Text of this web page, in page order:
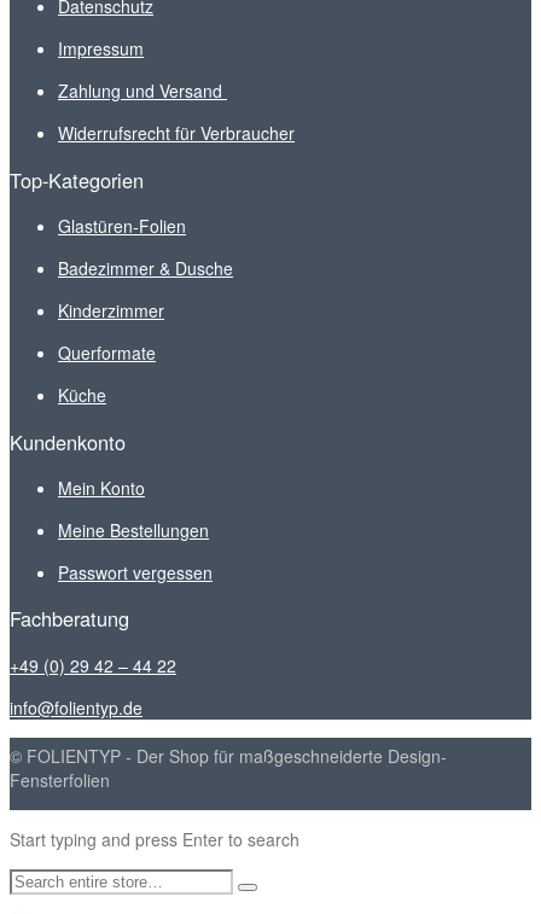
Datenschutz
Impressum
Zahlung und Versand
Widerrufsrecht für Verbraucher
Top-Kategorien
Glastüren-Folien
Badezimmer & Dusche
Kinderzimmer
Querformate
Küche
Kundenkonto
Mein Konto
Meine Bestellungen
Passwort vergessen
Fachberatung
+49 (0) 29 42 – 44 22
info@folientyp.de
© FOLIENTYP - Der Shop für maßgeschneiderte Design-
Fensterfolien
Start typing and press Enter to search